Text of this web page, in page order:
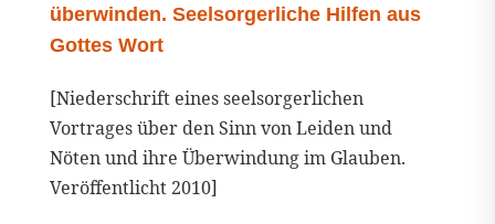
überwinden. Seelsorgerliche Hilfen aus
Gottes Wort
[Niederschrift eines seelsorgerlichen
Vortrages über den Sinn von Leiden und
Nöten und ihre Überwindung im Glauben.
Veröffentlicht 2010]